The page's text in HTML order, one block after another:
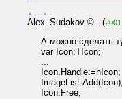
← →
Alex_Sudakov © (
А можно сделать
var Icon:TIcon;
...
Icon.Handle:=hIcon;
ImageList.Add(Icon);
Icon.Free;